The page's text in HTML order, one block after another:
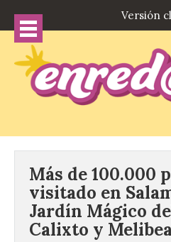
Versión
Más de 100.000
visitado en
Jardín Mágico
Calixto y